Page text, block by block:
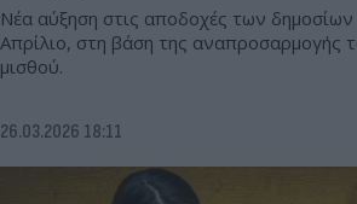
Νέα αύξηση στις αποδοχές των
Απρίλιο, στη βάση της αναπροσαρμογής
μισθού.
26.03.2026 18:11